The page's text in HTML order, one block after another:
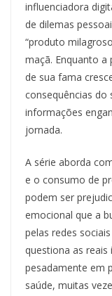
influenciadora
de dilemas
“produto
maçã. Enquanto
de sua fama
consequências
informações
jornada.
A série aborda
e o consumo de
podem ser
emocional que a
pelas redes
questiona as reais
pesadamente em
saúde, muitas